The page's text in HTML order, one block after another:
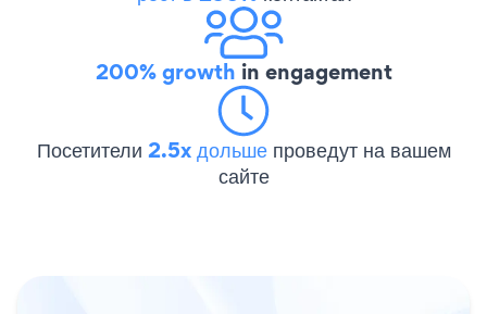
200% growth in engagement
Посетители 2.5x дольше проведут на вашем
сайте